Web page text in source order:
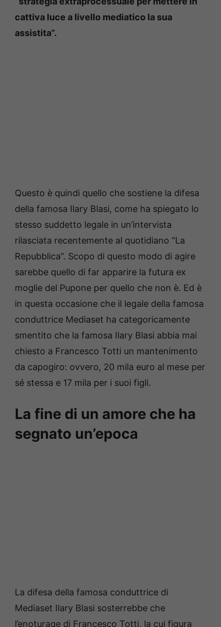
cattiva luce a livello mediatico la sua
assistita”.
Questo è quindi quello che sostiene la difesa
della famosa Ilary Blasi, come ha spiegato lo
stesso suddetto legale in un’intervista
rilasciata recentemente al quotidiano “La
Repubblica”. Scopo di questo modo di agire
sarebbe quello di far apparire la futura ex
moglie del Pupone per quello che non è. Ed è
in questa occasione che il legale della famosa
conduttrice Mediaset ha categoricamente
smentito che la famosa Ilary Blasi abbia mai
chiesto a Francesco Totti un mantenimento
da capogiro: ovvero, 20 mila euro al mese per
sé stessa e 17 mila per i suoi figli.
La fine di un amore che ha
segnato un’epoca
La difesa della famosa conduttrice di
Mediaset Ilary Blasi sosterrebbe che
l’enoturage di Francesco Totti, la cui figura